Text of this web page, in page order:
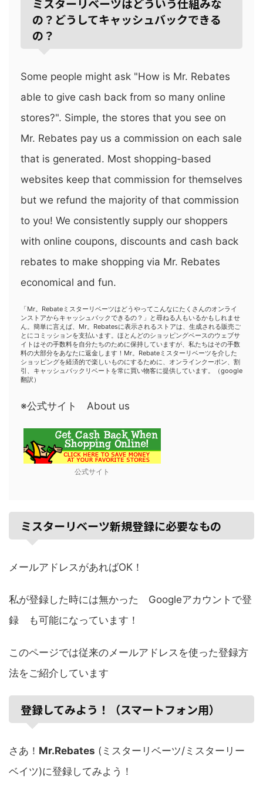
ミスターリベーツはどういう仕組みな
の？どうしてキャッシュバックできる
の？
Some people might ask "How is Mr. Rebates
able to give cash back from so many online
stores?". Simple, the stores that you see on
Mr. Rebates pay us a commission on each sale
that is generated. Most shopping-based
websites keep that commission for themselves
but we refund the majority of that commission
to you! We consistently supply our shoppers
with online coupons, discounts and cash back
rebates to make shopping via Mr. Rebates
economical and fun.
「Mr。Rebateミスターリベーツはどうやってこんなにたくさんのオンライ
ンストアからキャッシュバックできるの？」と尋ねる人もいるかもしれませ
ん。簡単に言えば、Mr。Rebatesに表示されるストアは、生成される販売ご
とにコミッションを支払います。ほとんどのショッピングベースのウェブサ
イトはその手数料を自分たちのために保持していますが、私たちはその手数
料の大部分をあなたに返金します！Mr。Rebateミスターリベーツを介した
ショッピングを経済的で楽しいものにするために、オンラインクーポン、割
引、キャッシュバックリベートを常に買い物客に提供しています。（google
翻訳）
※公式サイト About us
公式サイト
ミスターリベーツ新規登録に必要なもの
メールアドレスがあればOK！
私が登録した時には無かった Googleアカウントで登
録 も可能になっています！
このページでは従来のメールアドレスを使った登録方
法をご紹介しています
登録してみよう！（スマートフォン用）
さあ！ Mr.Rebates (ミスターリベーツ/ミスターリー
ベイツ)に登録してみよう！